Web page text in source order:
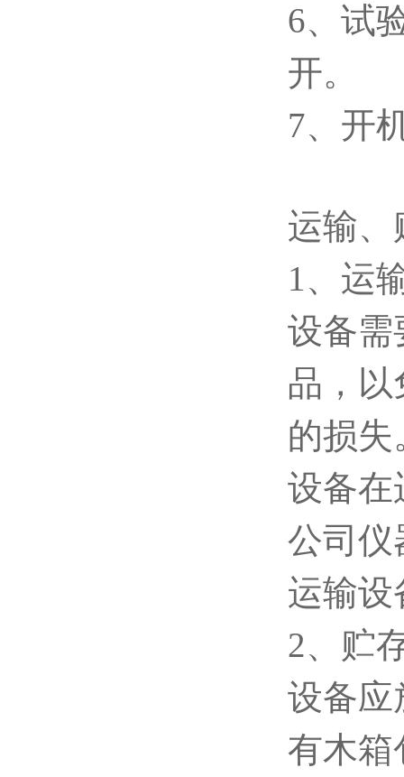
6、试
开。
7、开
运输、
1、运
设备需
品，
的损失
设备在
公司仪
运输设
2、贮
设备应
有木箱